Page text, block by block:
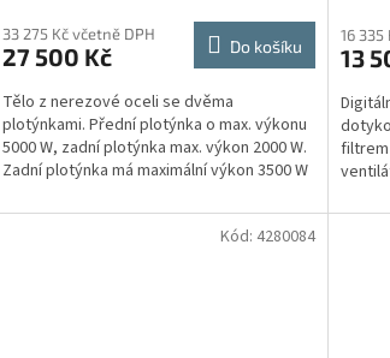
33 275 Kč včetně DPH
27 500 Kč Do košíku
Tělo z nerezové oceli se dvěma
plotýnkami. Přední plotýnka o max. výkonu
5000 W, zadní plotýnka max. výkon 2000 W.
Zadní plotýnka má maximální výkon 3500 W
16 335
13
filtrem
Kód: 4280084